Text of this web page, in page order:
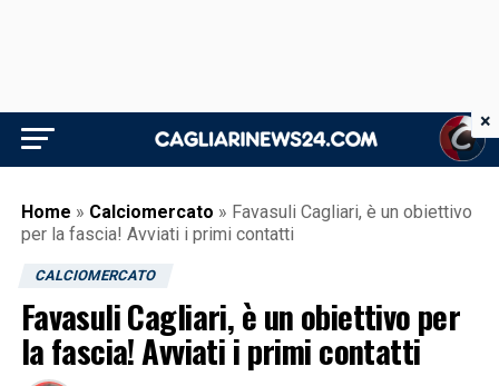
Home » Calciomercato » Favasuli Cagliari, è un obiettivo
per la fascia! Avviati i primi contatti
CALCIOMERCATO
Favasuli Cagliari, è un obiettivo per
la fascia! Avviati i primi contatti
×